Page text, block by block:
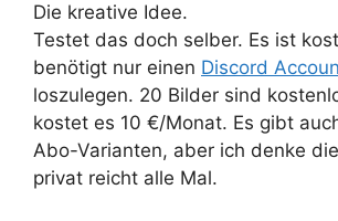
Die kreative Idee.
Testet das doch selber. Es ist
benötigt nur einen Discord
loszulegen. 20 Bilder sind
kostet es 10 €/Monat. Es gibt
Abo-Varianten, aber ich denke
privat reicht alle Mal.